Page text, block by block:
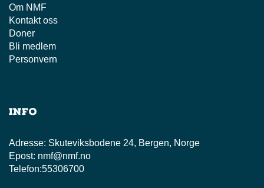
Om NMF
Kontakt oss
Doner
Bli medlem
Personvern
Info
Adresse: Skuteviksbodene 24, Bergen, Norge
Epost: nmf@nmf.no
Telefon:55306700